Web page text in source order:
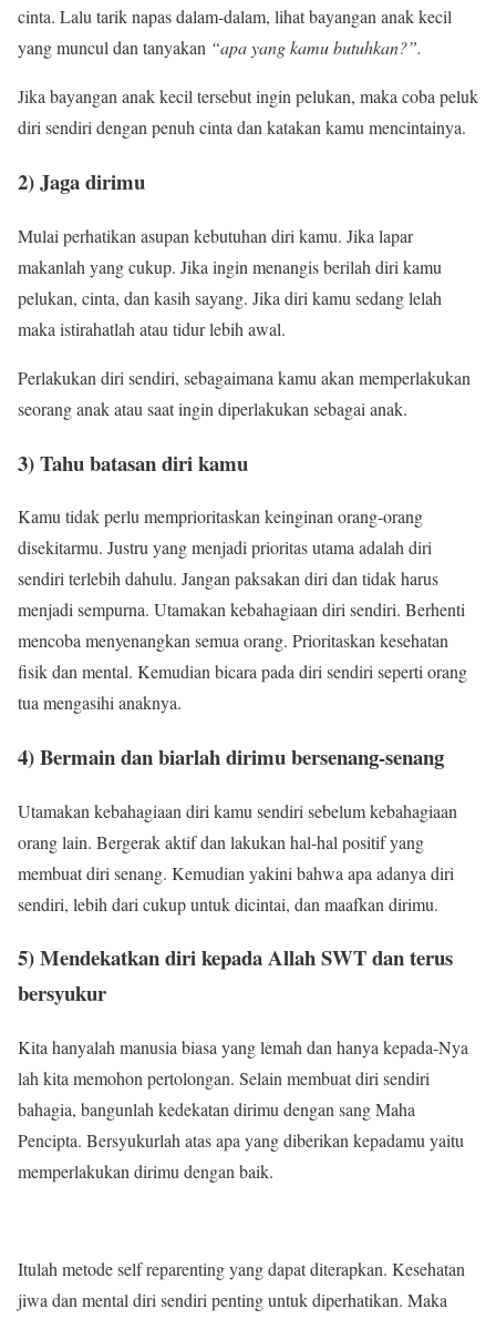
cinta. Lalu tarik napas dalam-dalam, lihat bayangan anak kecil
yang muncul dan tanyakan “apa yang kamu butuhkan?”.
Jika bayangan anak kecil tersebut ingin pelukan, maka coba peluk
diri sendiri dengan penuh cinta dan katakan kamu mencintainya.
2) Jaga dirimu
Mulai perhatikan asupan kebutuhan diri kamu. Jika lapar
makanlah yang cukup. Jika ingin menangis berilah diri kamu
pelukan, cinta, dan kasih sayang. Jika diri kamu sedang lelah
maka istirahatlah atau tidur lebih awal.
Perlakukan diri sendiri, sebagaimana kamu akan memperlakukan
seorang anak atau saat ingin diperlakukan sebagai anak.
3) Tahu batasan diri kamu
Kamu tidak perlu memprioritaskan keinginan orang-orang
disekitarmu. Justru yang menjadi prioritas utama adalah diri
sendiri terlebih dahulu. Jangan paksakan diri dan tidak harus
menjadi sempurna. Utamakan kebahagiaan diri sendiri. Berhenti
mencoba menyenangkan semua orang. Prioritaskan kesehatan
fisik dan mental. Kemudian bicara pada diri sendiri seperti orang
tua mengasihi anaknya.
4) Bermain dan biarlah dirimu bersenang-senang
Utamakan kebahagiaan diri kamu sendiri sebelum kebahagiaan
orang lain. Bergerak aktif dan lakukan hal-hal positif yang
membuat diri senang. Kemudian yakini bahwa apa adanya diri
sendiri, lebih dari cukup untuk dicintai, dan maafkan dirimu.
5) Mendekatkan diri kepada Allah SWT dan terus
bersyukur
Kita hanyalah manusia biasa yang lemah dan hanya kepada-Nya
lah kita memohon pertolongan. Selain membuat diri sendiri
bahagia, bangunlah kedekatan dirimu dengan sang Maha
Pencipta. Bersyukurlah atas apa yang diberikan kepadamu yaitu
memperlakukan dirimu dengan baik.
Itulah metode self reparenting yang dapat diterapkan. Kesehatan
jiwa dan mental diri sendiri penting untuk diperhatikan. Maka